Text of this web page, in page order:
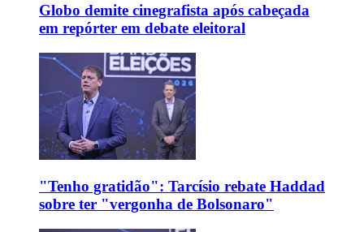
Globo demite cinegrafista após cabeçada
em repórter em debate eleitoral
"Tenho gratidão": Tarcísio rebate Haddad
sobre ter "vergonha de Bolsonaro"